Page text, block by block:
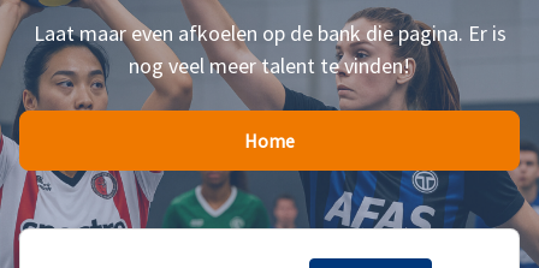
Laat maar even afkoelen op de bank die pagina. Er is
nog veel meer talent te vinden!
Home